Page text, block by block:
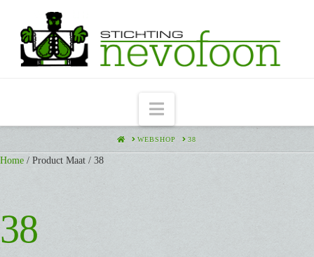
Navigation
HOMEWEBSHOP 38
Home / Product Maat / 38
38